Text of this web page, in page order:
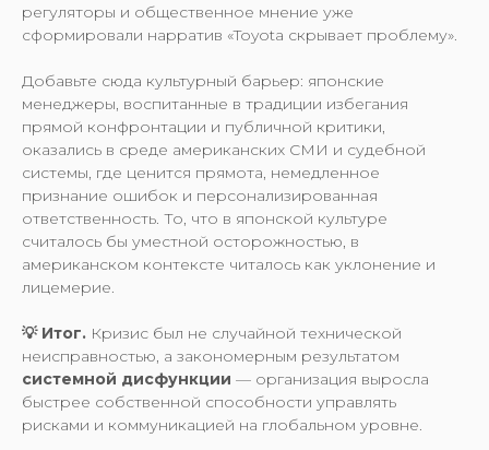
регуляторы и общественное мнение уже
сформировали нарратив «Toyota скрывает проблему».
Добавьте сюда культурный барьер: японские
менеджеры, воспитанные в традиции избегания
прямой конфронтации и публичной критики,
оказались в среде американских СМИ и судебной
системы, где ценится прямота, немедленное
признание ошибок и персонализированная
ответственность. То, что в японской культуре
считалось бы уместной осторожностью, в
американском контексте читалось как уклонение и
лицемерие.
💡 Итог. Кризис был не случайной технической
неисправностью, а закономерным результатом
системной дисфункции — организация выросла
быстрее собственной способности управлять
рисками и коммуникацией на глобальном уровне.